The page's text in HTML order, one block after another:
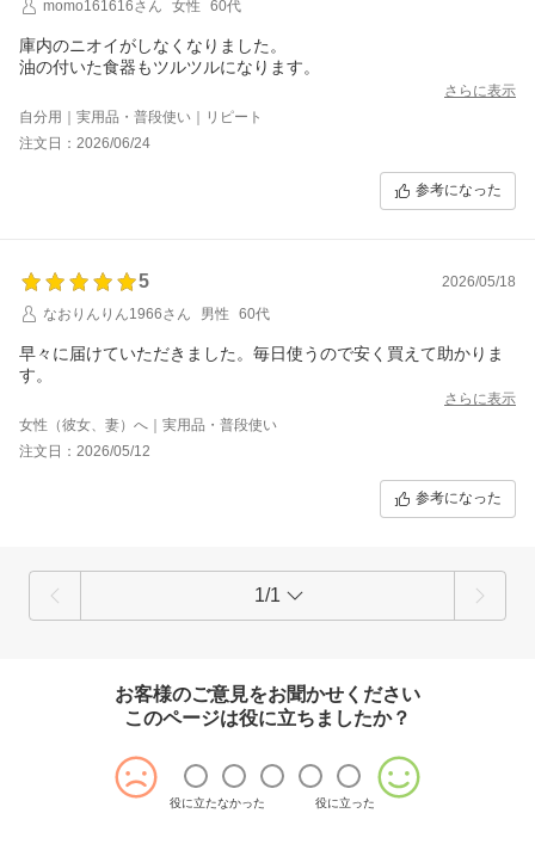
momo161616さん
女性 60代
庫内のニオイがしなくなりました。
油の付いた食器もツルツルになります。
さらに表示
自分用｜実用品・普段使い｜リピート
注文日：2026/06/24
参考になった
5
2026/05/18
なおりんりん1966さん
男性 60代
早々に届けていただきました。毎日使うので安く買えて助かりま
す。
さらに表示
女性（彼女、妻）へ｜実用品・普段使い
注文日：2026/05/12
参考になった
1/1
お客様のご意見をお聞かせください
このページは役に立ちましたか？
役に立たなかった 役に立った